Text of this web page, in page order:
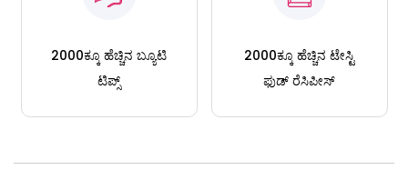
2000ಕ್ಕೂ ಹೆಚ್ಚಿನ ಬ್ಯೂಟಿ
ಟಿಪ್ಸ್
2000ಕ್ಕೂ ಹೆಚ್ಚಿನ ಟೇಸ್ಟಿ
ಫುಡ್ ರೆಸಿಪೀಸ್